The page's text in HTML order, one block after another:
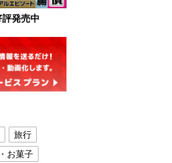
発売中
旅行
お菓子